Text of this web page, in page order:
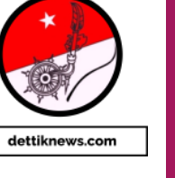
Lagi, Pernyataan
Sebelumnya Jadi
dan PM Thailand
Stabilitas ketahan